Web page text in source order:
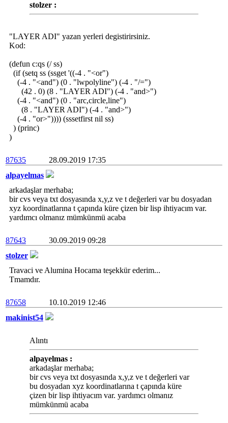
stolzer :
"LAYER ADI" yazan yerleri degistirirsiniz.
Kod:
(defun c:qs (/ ss)
(if (setq ss (ssget '((-4 . "<or")
(-4 . "<and") (0 . "lwpolyline") (-4 . "/=")
(42 . 0) (8 . "LAYER ADI") (-4 . "and>")
(-4 . "<and") (0 . "arc,circle,line")
(8 . "LAYER ADI") (-4 . "and>")
(-4 . "or>")))) (sssetfirst nil ss)
) (princ)
)
87635
28.09.2019 17:35
alpayelmas
arkadaşlar merhaba;
bir cvs veya txt dosyasında x,y,z ve t değerleri var bu dosyadan
xyz koordinatlarına t çapında küre çizen bir lisp ihtiyacım var.
yardımcı olmanız mümkünmü acaba
87643
30.09.2019 09:28
stolzer
Travaci ve Alumina Hocama teşekkür ederim...
Tmamdır.
87658
10.10.2019 12:46
makinist54
Alıntı
alpayelmas :
arkadaşlar merhaba;
bir cvs veya txt dosyasında x,y,z ve t değerleri var
bu dosyadan xyz koordinatlarına t çapında küre
çizen bir lisp ihtiyacım var. yardımcı olmanız
mümkünmü acaba